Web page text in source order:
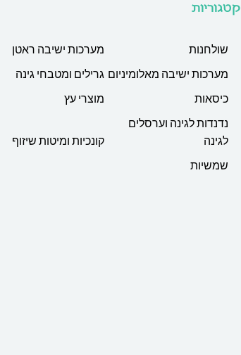
קטגוריות
שולחנות
מערכות ישיבה ראטן
מערכות ישיבה מאלומיניום גרילים ומטבחי גינה
כיסאות
מוצרי עץ
נדנדות לגינה וערסלים
לגינה
קונכיות ומיטות שיזוף
שמשיות